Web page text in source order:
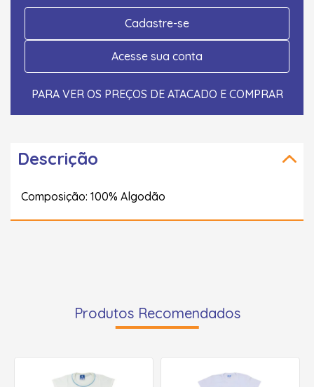
Cadastre-se
Acesse sua conta
PARA VER OS PREÇOS DE ATACADO E COMPRAR
Descrição
Composição: 100% Algodão
Produtos Recomendados